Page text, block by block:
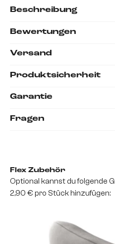
Beschreibung
Bewertungen
Versand
Produktsicherheit
Garantie
Fragen
Flex Zubehör
Optional kannst du folgende
2,90 € pro Stück hinzufügen: